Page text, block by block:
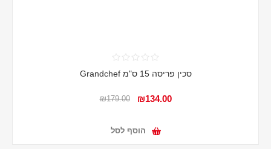
סכין פריסה 15 ס"מ Grandchef
₪134.00
₪179.00
הוסף לסל